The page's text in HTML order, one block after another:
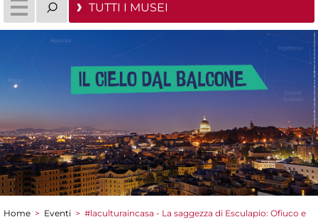
TUTTI I MUSEI
Home > Eventi > #laculturaincasa - La saggezza di Esculapio: Ofiuco e